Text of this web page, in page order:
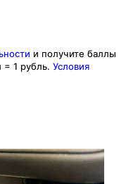
и получите баллы
= 1 рубль. Условия